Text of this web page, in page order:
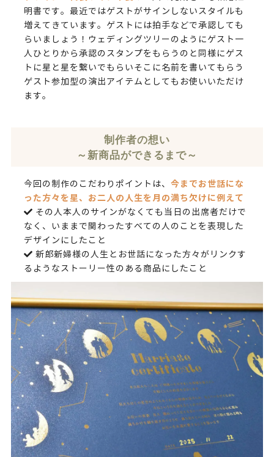
明書です。最近ではゲストがサインしないスタイルも
増えてきています。ゲストには拍手などで承認しても
らいましょう！ウェディングツリーのようにゲスト一
人ひとりから承認のスタンプをもらうのと同様にゲス
トに星と星を繋いでもらいそこに名前を書いてもらう
ゲスト参加型の演出アイテムとしてもお使いいただけ
ます。
制作者の想い
～新商品ができるまで～
今回の制作のこだわりポイントは、 今までお世話にな
った方々を星、お二人の人生を月の満ち欠けに例えて
その人本人のサインがなくても当日の出席者だけで
なく、いままで関わったすべての人のことを表現した
デザインにしたこと
新郎新婦様の人生とお世話になった方々がリンクす
るようなストーリー性のある商品にしたこと